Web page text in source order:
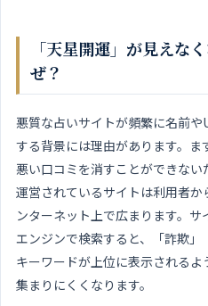
「天星開運」が見えな
ぜ？
悪質な占いサイトが頻繁に名前
する背景には理由があります。
悪い口コミを消すことができな
運営されているサイトは利用者
ンターネット上で広まります。
エンジンで検索すると、「詐欺
キーワードが上位に表示される
集まりにくくなります。